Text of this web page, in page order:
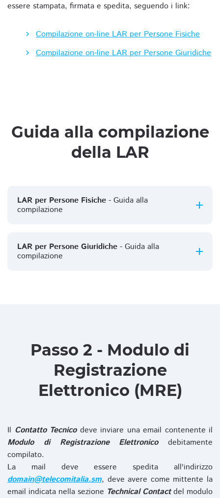
essere stampata, firmata e spedita, seguendo i link:
Compilazione on-line LAR per Persone Fisiche
Compilazione on-line LAR per Persone Giuridiche
Guida alla compilazione
della LAR
LAR per Persone Fisiche - Guida alla
compilazione
LAR per Persone Giuridiche - Guida alla
compilazione
Passo 2 - Modulo di
Registrazione
Elettronico (MRE)
Il Contatto Tecnicodeve inviare una email contenente il
Modulo di Registrazione Elettronicodebitamente
compilato.
La mail deve essere spedita all'indirizzo
domain@telecomitalia.sm, deve avere come mittente la
email indicata nella sezione Technical Contactdel modulo